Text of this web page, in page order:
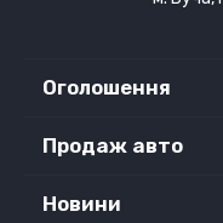
Оголошення
Продаж авто
Новини